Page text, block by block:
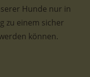
Hunde nur in
zu einem sicher
können.